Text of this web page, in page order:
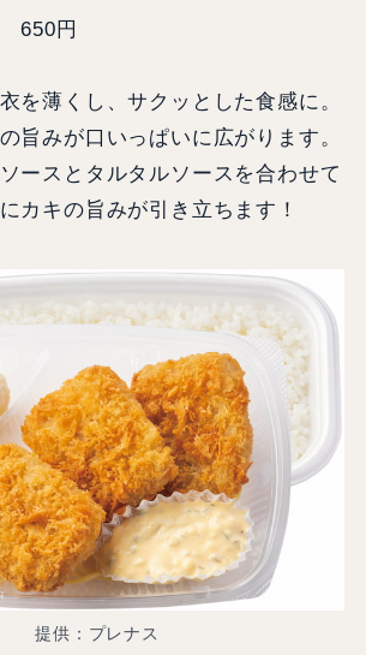
650円
を薄くし、サクッとした食感に。
旨みが口いっぱいに広がります。
ースとタルタルソースを合わせて
カキの旨みが引き立ちます！
提供：プレナス